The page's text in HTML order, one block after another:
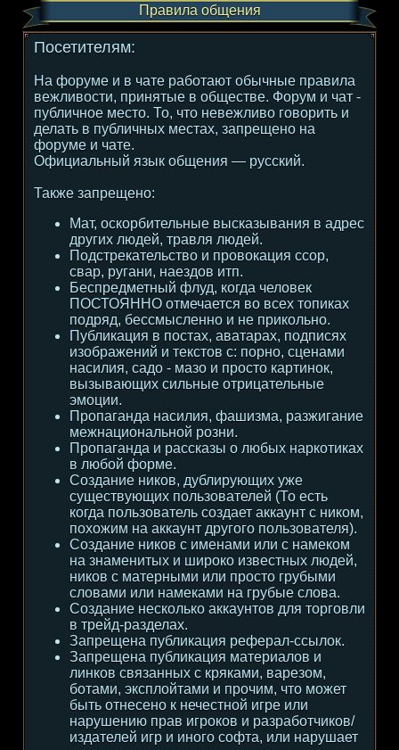
Правила общения
Посетителям:
На форуме и в чате работают обычные правила
вежливости, принятые в обществе. Форум и чат -
публичное место. То, что невежливо говорить и
делать в публичных местах, запрещено на
форуме и чате.
Официальный язык общения — русский.
Также запрещено:
Мат, оскорбительные высказывания в адрес
других людей, травля людей.
Подстрекательство и провокация ссор,
свар, ругани, наездов итп.
Беспредметный флуд, когда человек
ПОСТОЯННО отмечается во всех топиках
подряд, бессмысленно и не прикольно.
Публикация в постах, аватарах, подписях
изображений и текстов с: порно, сценами
насилия, садо - мазо и просто картинок,
вызывающих сильные отрицательные
эмоции.
Пропаганда насилия, фашизма, разжигание
межнациональной розни.
Пропаганда и рассказы о любых наркотиках
в любой форме.
Создание ников, дублирующих уже
существующих пользователей (То есть
когда пользователь создает аккаунт с ником,
похожим на аккаунт другого пользователя).
Создание ников с именами или с намеком
на знаменитых и широко известных людей,
ников с матерными или просто грубыми
словами или намеками на грубые слова.
Создание несколько аккаунтов для торговли
в трейд-разделах.
Запрещена публикация реферал-ссылок.
Запрещена публикация материалов и
линков связанных с кряками, варезом,
ботами, эксплойтами и прочим, что может
быть отнесено к нечестной игре или
нарушению прав игроков и разработчиков/
издателей игр и иного софта, или нарушает